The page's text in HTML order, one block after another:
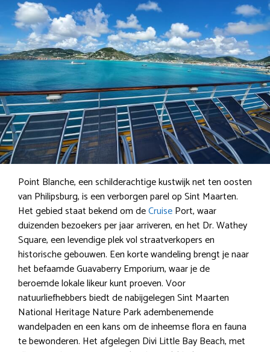
Point Blanche, een schilderachtige kustwijk net ten oosten
van Philipsburg, is een verborgen parel op Sint Maarten.
Het gebied staat bekend om deCruisePort, waar
duizenden bezoekers per jaar arriveren, en het Dr. Wathey
Square, een levendige plek vol straatverkopers en
historische gebouwen. Een korte wandeling brengt je naar
het befaamde Guavaberry Emporium, waar je de
beroemde lokale likeur kunt proeven. Voor
natuurliefhebbers biedt de nabijgelegen Sint Maarten
National Heritage Nature Park adembenemende
wandelpaden en een kans om de inheemse flora en fauna
te bewonderen. Het afgelegen Divi Little Bay Beach, met